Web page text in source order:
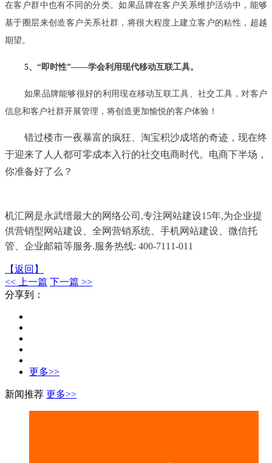
在客户群中也有不同的分类。如果品牌在客户关系维护活动中，能够
基于圈层来创造客户关系社群，将很大程度上建立客户的粘性，超越
期望。
5、“即时性”——学会利用现代移动互联工具。
如果品牌能够很好的利用现在移动互联工具、社交工具，对客户
信息和客户社群开展管理，将创造更加愉悦的客户体验！
错过楼市一夜暴富的疯狂、淘宝积沙成塔的奇迹，现在终
于迎来了人人都可零成本入行的社交电商时代。电商下半场，
你准备好了么？
机汇网是永武缙最大的网络公司,专注网站建设15年,为企业提
供营销型网站建设、全网营销系统、手机网站建设、微信托
管、企业邮箱等服务.服务热线: 400-7111-011
【返回】
<< 上一篇 下一篇 >>
分享到：
更多>>
新闻推荐 更多>>